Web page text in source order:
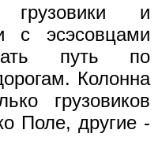
и
с эсэсовцами
путь по
Колонна
грузовиков
Поле, другие -